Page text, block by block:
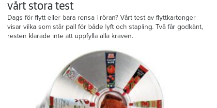
vårt stora test
Dags för flytt eller bara rensa i röran? Vårt test av flyttkartonger
visar vilka som står pall för både lyft och stapling. Två får godkänt,
resten klarade inte att uppfylla alla kraven.